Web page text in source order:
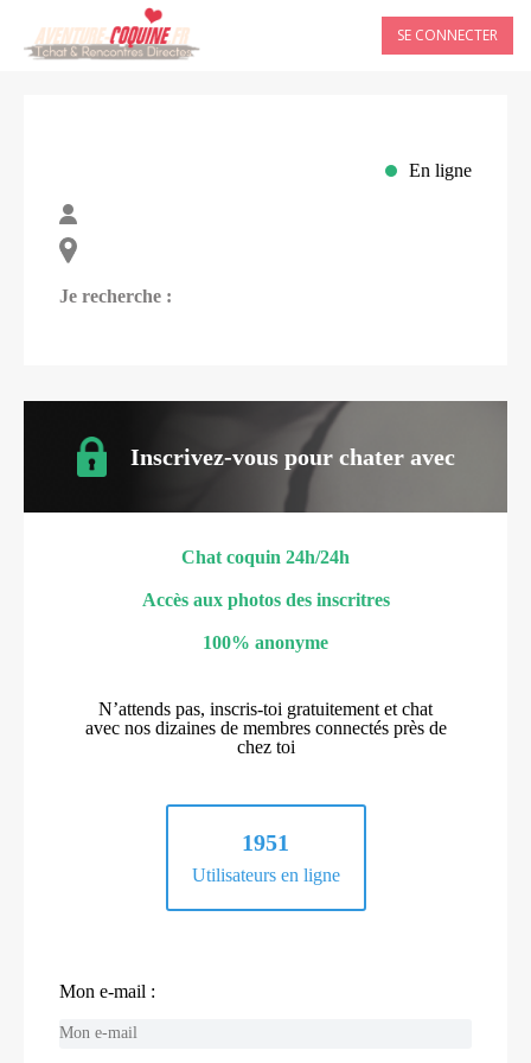
SE CONNECTER
En ligne
Je recherche :
Inscrivez-vous pour chater avec
Chat coquin 24h/24h
Accès aux photos des inscritres
100% anonyme
N’attends pas, inscris-toi gratuitement et chat
avec nos dizaines de membres connectés près de
chez toi
1951
Utilisateurs en ligne
Mon e-mail :